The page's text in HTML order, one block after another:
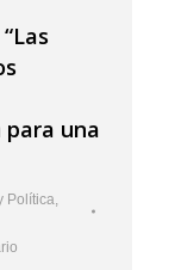
para una
Política